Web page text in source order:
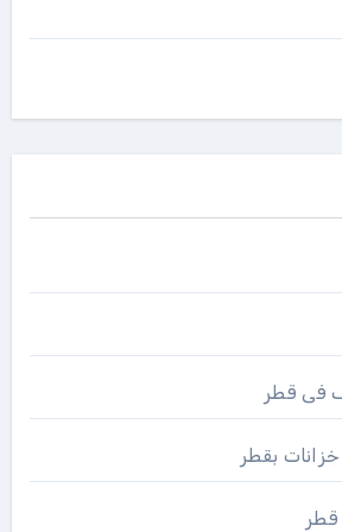
فى قطر
بقطر